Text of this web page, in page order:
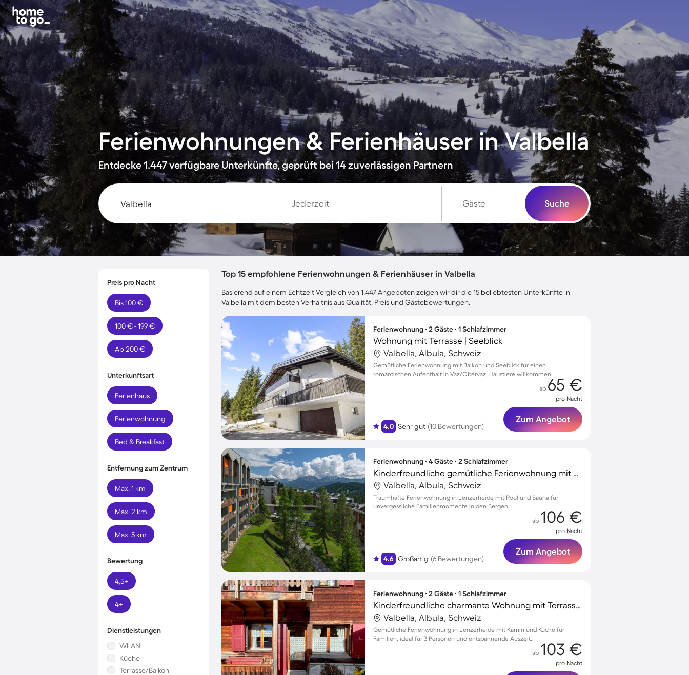
Ferienwohnungen & Ferienhäuser in Valbella
Entdecke 1.447 verfügbare Unterkünfte, geprüft bei 14 zuverlässigen Partnern
Jederzeit Gäste Suche
Preis pro Nacht
Bis 100 €
100 € - 199 €
Ab 200 €
Unterkunftsart
Ferienhaus
Ferienwohnung
Bed & Breakfast
Entfernung zum Zentrum
Max. 1 km
Max. 2 km
Max. 5 km
Bewertung
4,5+
4+
Dienstleistungen
WLAN
Küche
Terrasse/Balkon
Top 15 empfohlene Ferienwohnungen & Ferienhäuser in Valbella
Basierend auf einem Echtzeit-Vergleich von 1.447 Angeboten zeigen wir dir die 15 beliebtesten Unterkünfte in
Valbella mit dem besten Verhältnis aus Qualität, Preis und Gästebewertungen.
Ferienwohnung ∙ 2 Gäste ∙ 1 Schlafzimmer
Wohnung mit Terrasse | Seeblick
Valbella, Albula, Schweiz
Gemütliche Ferienwohnung mit Balkon und Seeblick für einen
romantischen Aufenthalt in Vaz/Obervaz, Haustiere willkommen!
4.0 Sehr gut (10 Bewertungen)
ab 65 €
pro Nacht
Zum Angebot
Ferienwohnung ∙ 4 Gäste ∙ 2 Schlafzimmer
Kinderfreundliche gemütliche Ferienwohnung mit Sauna und Pool | Skifahren in der Nähe
Valbella, Albula, Schweiz
Traumhafte Ferienwohnung in Lenzerheide mit Pool und Sauna für
unvergessliche Familienmomente in den Bergen
4.6 Großartig (6 Bewertungen)
ab 106 €
pro Nacht
Zum Angebot
Ferienwohnung ∙ 2 Gäste ∙ 1 Schlafzimmer
Kinderfreundliche charmante Wohnung mit Terrasse | Skifahren in der Nähe
Valbella, Albula, Schweiz
Gemütliche Ferienwohnung in Lenzerheide mit Kamin und Küche für
Familien, ideal für 3 Personen und entspannende Auszeit.
ab 103 €
pro Nacht